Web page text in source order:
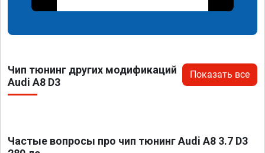
Чип тюнинг других модификаций
Audi A8 D3
Показать все
Частые вопросы про чип тюнинг Audi A8 3.7 D3